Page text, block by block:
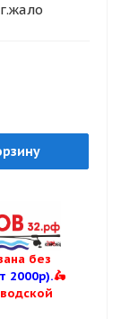
без
2000р).🛵